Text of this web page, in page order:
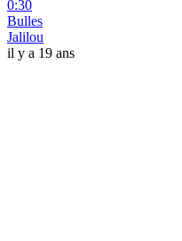
0:30
Bulles
Jalilou
il y a 19 ans